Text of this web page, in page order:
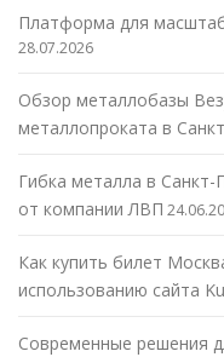
Платформа для
28.07.2026
Обзор металлобазы
металлопроката в
Гибка металла в
от компании ЛВП
Как купить билет
использованию сайта
Современные решения